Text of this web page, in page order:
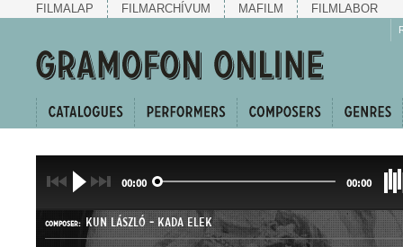
FILMALAP FILMARCHÍVUM MAFILM FILMLABOR
00:00 00:00
COMPOSER: KUN LÁSZLÓ-KADA ELEK